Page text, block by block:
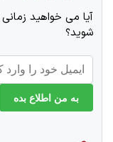
آیا می خواهید
شوید؟
به من اطلاع بده